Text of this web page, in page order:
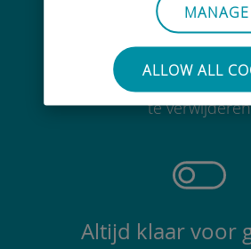
MANAGE
ALLOW ALL
Je hoeft je bestaande
te verwijderen
Altijd klaar voor